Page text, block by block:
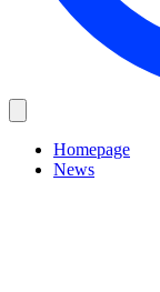
Homepage
News